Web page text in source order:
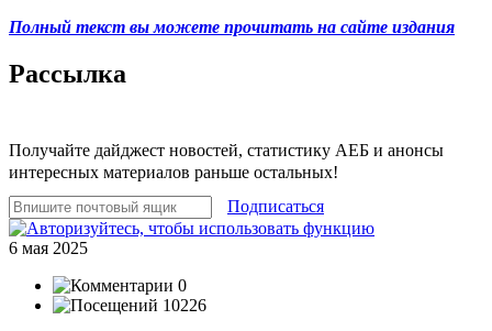
Полный текст вы можете прочитать на сайте издания
Рассылка
Получайте дайджест новостей, статистику АЕБ и анонсы
интересных материалов раньше остальных!
Подписаться
6 мая 2025
0
10226